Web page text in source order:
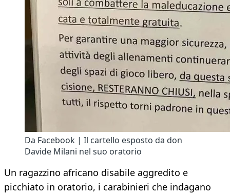
Da Facebook | Il cartello esposto da don
Davide Milani nel suo oratorio
Un ragazzino africano disabile aggredito e
picchiato in oratorio, i carabinieri che indagano